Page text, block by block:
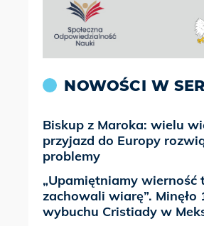
NOWOŚCI W
Biskup z Maroka: wielu
przyjazd do Europy
problemy
„Upamiętniamy wierność
zachowali wiarę”. Minęło
wybuchu Cristiady w